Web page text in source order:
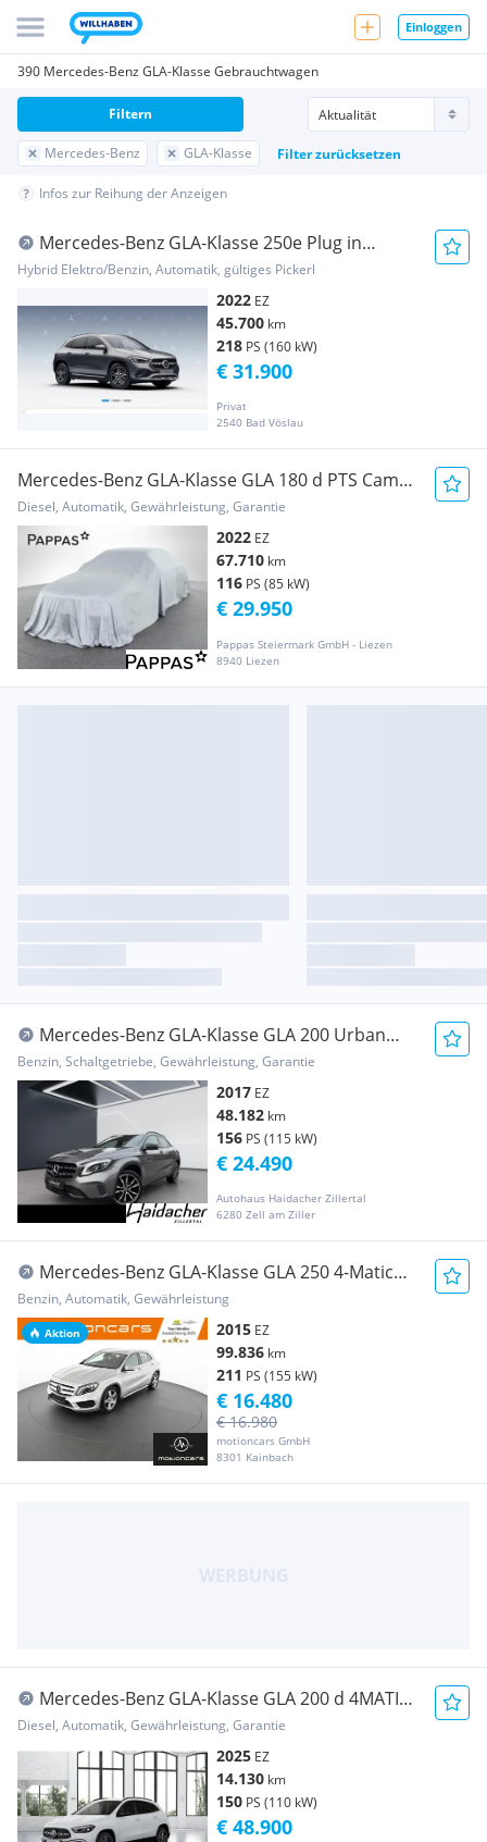
Einloggen
390 Mercedes-Benz GLA-Klasse Gebrauchtwagen
Mercedes-Benz GLA-Klasse Filter zurücksetzen
Filtern
Infos zur Reihung der Anzeigen
Mercedes-Benz GLA-Klasse 250e Plug in
Hybrid
Hybrid Elektro/Benzin, Automatik, gültiges Pickerl
2022 EZ
45.700 km
218 PS (160 kW)
Privat
2540 Bad Vöslau
€ 31.900
Mercedes-Benz GLA-Klasse GLA 180 d PTS Cam
Navi LED SHZ
Diesel, Automatik, Gewährleistung, Garantie
2022 EZ
67.710 km
116 PS (85 kW)
Pappas Steiermark GmbH - Liezen
8940 Liezen
€ 29.950
Mercedes-Benz GLA-Klasse GLA 200 Urban
Night RKam LED Ambi eHeck Klima
Benzin, Schaltgetriebe, Gewährleistung, Garantie
2017 EZ
48.182 km
156 PS (115 kW)
Autohaus Haidacher Zillertal
6280 Zell am Ziller
€ 24.490
Aktion
Mercedes-Benz GLA-Klasse GLA 250 4-Matic
AMG Line Pickerl NEU
Benzin, Automatik, Gewährleistung
2015 EZ
99.836 km
211 PS (155 kW)
motioncars GmbH
8301 Kainbach
€ 16.980
€ 16.480
Mercedes-Benz GLA-Klasse GLA 200 d 4MATIC
Österreich-Edition PTS Navi AUT
Diesel, Automatik, Gewährleistung, Garantie
2025 EZ
14.130 km
150 PS (110 kW)
€ 48.900